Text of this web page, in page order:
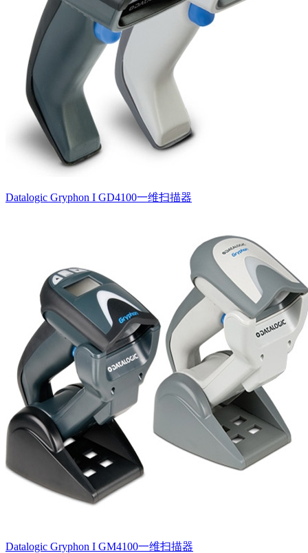
Datalogic Gryphon I GD4100一维扫描器
Datalogic Gryphon I GM4100一维扫描器